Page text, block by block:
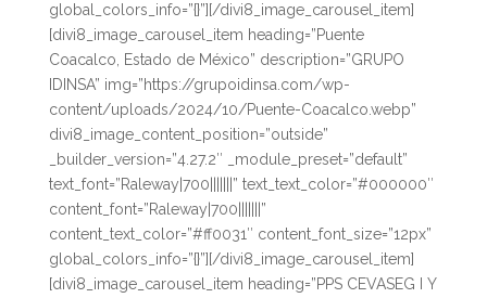
global_colors_info=”{}”][/divi8_image_carousel_item]
[divi8_image_carousel_item heading=”Puente
Coacalco, Estado de México” description=”GRUPO
IDINSA” img=”https://grupoidinsa.com/wp-
content/uploads/2024/10/Puente-Coacalco.webp”
divi8_image_content_position=”outside”
_builder_version=”4.27.2″ _module_preset=”default”
text_font=”Raleway|700|||||||” text_text_color=”#000000″
content_font=”Raleway|700|||||||”
content_text_color=”#ff0031″ content_font_size=”12px”
global_colors_info=”{}”][/divi8_image_carousel_item]
[divi8_image_carousel_item heading=”PPS CEVASEG I Y